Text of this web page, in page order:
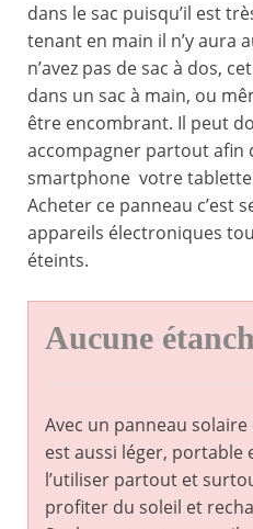
dans le sac puisqu’il est
tenant en main il n’y aura
n’avez pas de sac à dos,
dans un sac à main, ou
être encombrant. Il peut
accompagner partout afin
smartphone votre tablette
Acheter ce panneau c’est
appareils électroniques
éteints.
Aucune
Avec un panneau
est aussi léger, portable
l’utiliser partout et
profiter du soleil et